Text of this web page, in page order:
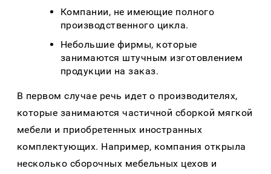
Компании, не имеющие полного
производственного цикла.
Небольшие фирмы, которые
занимаются штучным изготовлением
продукции на заказ.
В первом случае речь идет о производителях,
которые занимаются частичной сборкой мягкой
мебели и приобретенных иностранных
комплектующих. Например, компания открыла
несколько сборочных мебельных цехов и